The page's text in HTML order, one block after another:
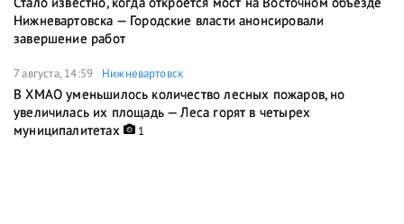
Нижневартовска — Городские власти анонсировали
завершение работ
7 августа, 14:59 Нижневартовск
В ХМАО уменьшилось количество лесных пожаров, но
увеличилась их площадь — Леса горят в четырех
муниципалитетах
1